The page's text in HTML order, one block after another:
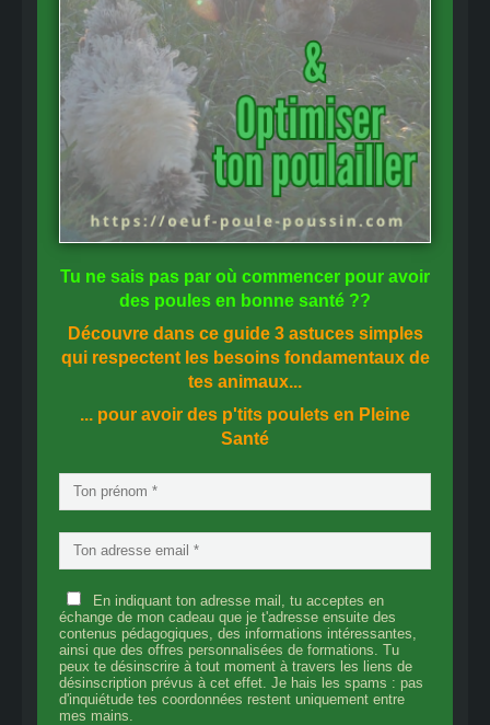
Tu ne sais pas par où commencer pour avoir
des poules en bonne santé ??
Découvre dans ce guide 3 astuces simples
qui respectent les besoins fondamentaux de
tes animaux...
... pour avoir des p'tits poulets en Pleine
Santé
En indiquant ton adresse mail, tu acceptes en
échange de mon cadeau que je t'adresse ensuite des
contenus pédagogiques, des informations intéressantes,
ainsi que des offres personnalisées de formations. Tu
peux te désinscrire à tout moment à travers les liens de
désinscription prévus à cet effet. Je hais les spams : pas
d'inquiétude tes coordonnées restent uniquement entre
mes mains.